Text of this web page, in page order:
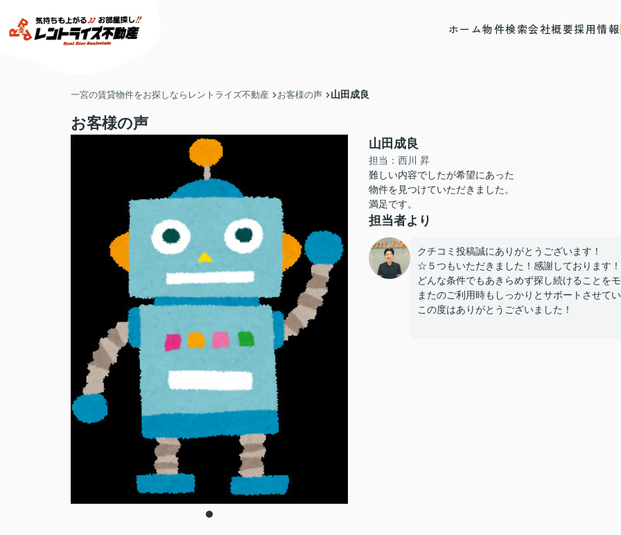
ホーム物件検索会社概要採用情報
一宮の賃貸物件をお探しならレントライズ不動産 お客様の声 山田成良
お客様の声
山田成良
担当：西川 昇
難しい内容でしたが希望にあった
物件を見つけていただきました。
満足です。
担当者より
クチコミ投稿誠にありがとうございます！
☆５つもいただきました！感謝しております！
どんな条件でもあきらめず探し続けることを
またのご利用時もしっかりとサポートさせて
この度はありがとうございました！